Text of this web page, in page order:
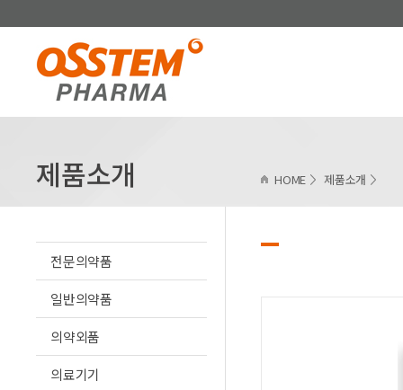
HOME 제품소개
제품소개
전문의약품
일반의약품
의약외품
의료기기